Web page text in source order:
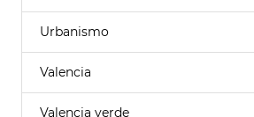
Urbanismo
Valencia
Valencia verde